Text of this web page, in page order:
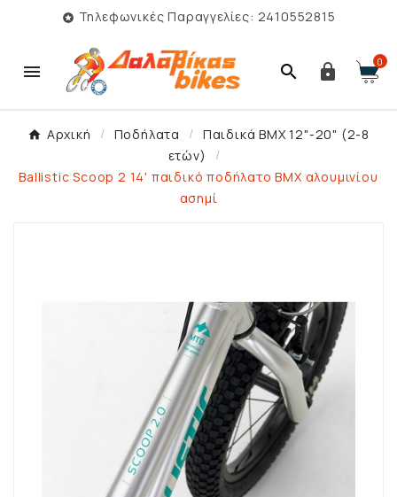
 Τηλεφωνικές Παραγγελίες: 2410552815
   0
Αρχική Ποδήλατα
Παιδικά BMX 12"-20" (2-8
ετών)
Ballistic Scoop 2 14' παιδικό ποδήλατο BMX αλουμινίου
ασημί